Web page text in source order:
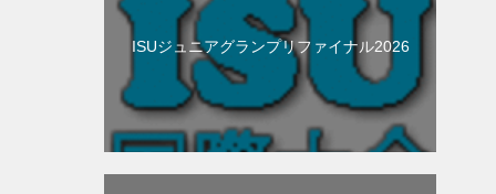
ISUジュニアグランプリファイナル2026